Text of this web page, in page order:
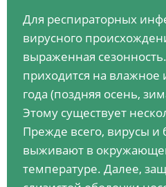
Для респираторных
вирусного
выраженная
приходится на влажное
года (поздняя осень,
Этому существует
Прежде всего, вирусы и
выживают в
температуре. Далее,